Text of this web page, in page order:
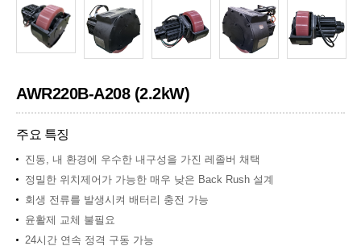
AWR220B-A208 (2.2kW)
주요 특징
진동, 내 환경에 우수한 내구성을 가진 레졸버 채택
정밀한 위치제어가 가능한 매우 낮은 Back Rush 설계
회생 전류를 발생시켜 배터리 충전 가능
윤활제 교체 불필요
24시간 연속 정격 구동 가능